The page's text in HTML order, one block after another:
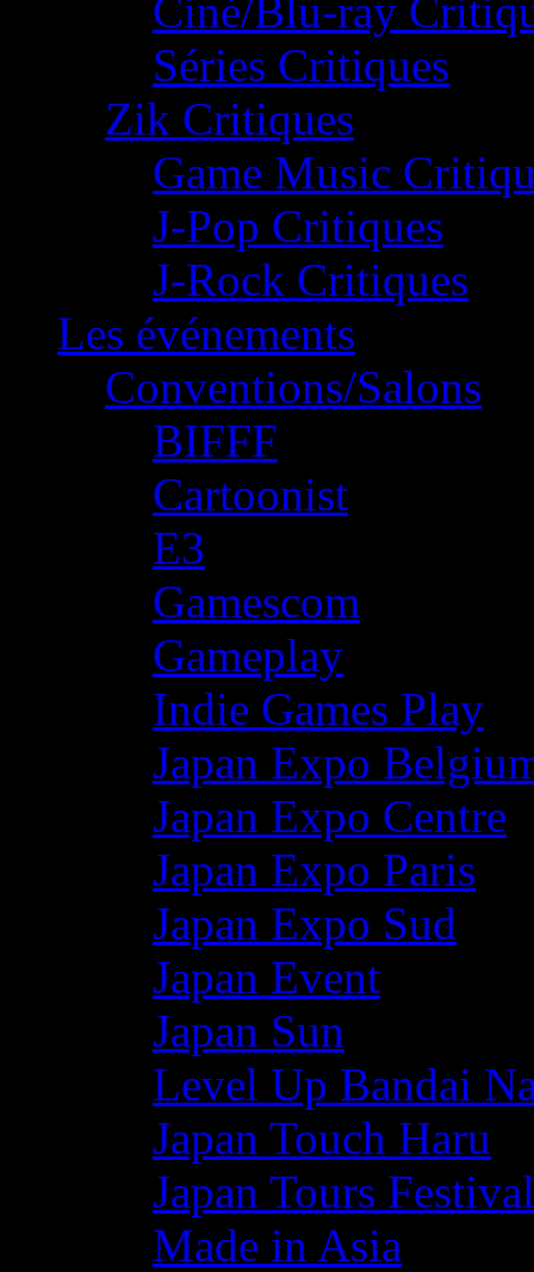
Ciné/Blu-ray
Séries Critiques
Zik Critiques
Game Music
J-Pop Critiques
J-Rock Critiques
Les événements
Conventions/Salons
BIFFF
Cartoonist
E3
Gamescom
Gameplay
Indie Games Play
Japan Expo
Japan Expo Centre
Japan Expo Paris
Japan Expo Sud
Japan Event
Japan Sun
Level Up Bandai
Japan Touch Haru
Japan Tours Festival
Made in Asia